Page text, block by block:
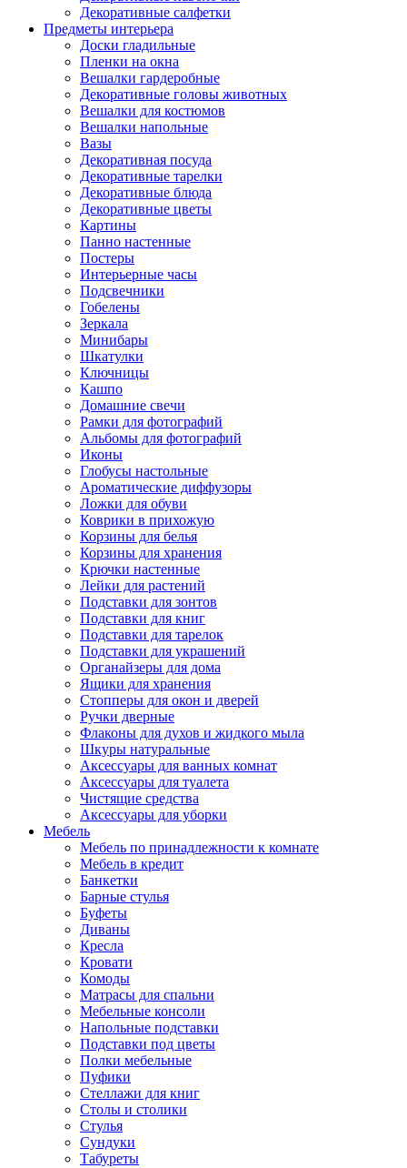
Декоративные салфетки
Предметы интерьера
Доски гладильные
Пленки на окна
Вешалки гардеробные
Декоративные головы животных
Вешалки для костюмов
Вешалки напольные
Вазы
Декоративная посуда
Декоративные тарелки
Декоративные блюда
Декоративные цветы
Картины
Панно настенные
Постеры
Интерьерные часы
Подсвечники
Гобелены
Зеркала
Минибары
Шкатулки
Ключницы
Кашпо
Домашние свечи
Рамки для фотографий
Альбомы для фотографий
Иконы
Глобусы настольные
Ароматические диффузоры
Ложки для обуви
Коврики в прихожую
Корзины для белья
Корзины для хранения
Крючки настенные
Лейки для растений
Подставки для зонтов
Подставки для книг
Подставки для тарелок
Подставки для украшений
Органайзеры для дома
Ящики для хранения
Стопперы для окон и дверей
Ручки дверные
Флаконы для духов и жидкого мыла
Шкуры натуральные
Аксессуары для ванных комнат
Аксессуары для туалета
Чистящие средства
Аксессуары для уборки
Мебель
Мебель по принадлежности к комнате
Мебель в кредит
Банкетки
Барные стулья
Буфеты
Диваны
Кресла
Кровати
Комоды
Матрасы для спальни
Мебельные консоли
Напольные подставки
Подставки под цветы
Полки мебельные
Пуфики
Стеллажи для книг
Столы и столики
Стулья
Сундуки
Табуреты